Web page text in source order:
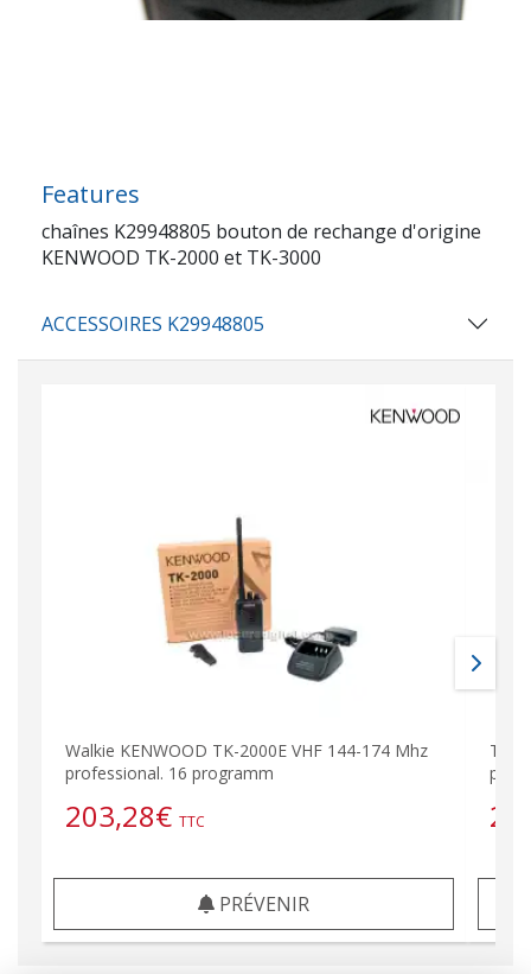
Features
chaînes K29948805 bouton de rechange d'origine
KENWOOD TK-2000 et TK-3000
ACCESSOIRES K29948805
Walkie KENWOOD TK-2000E VHF 144-174 Mhz
professional. 16 programm
203,28€ TTC
PRÉVENIR